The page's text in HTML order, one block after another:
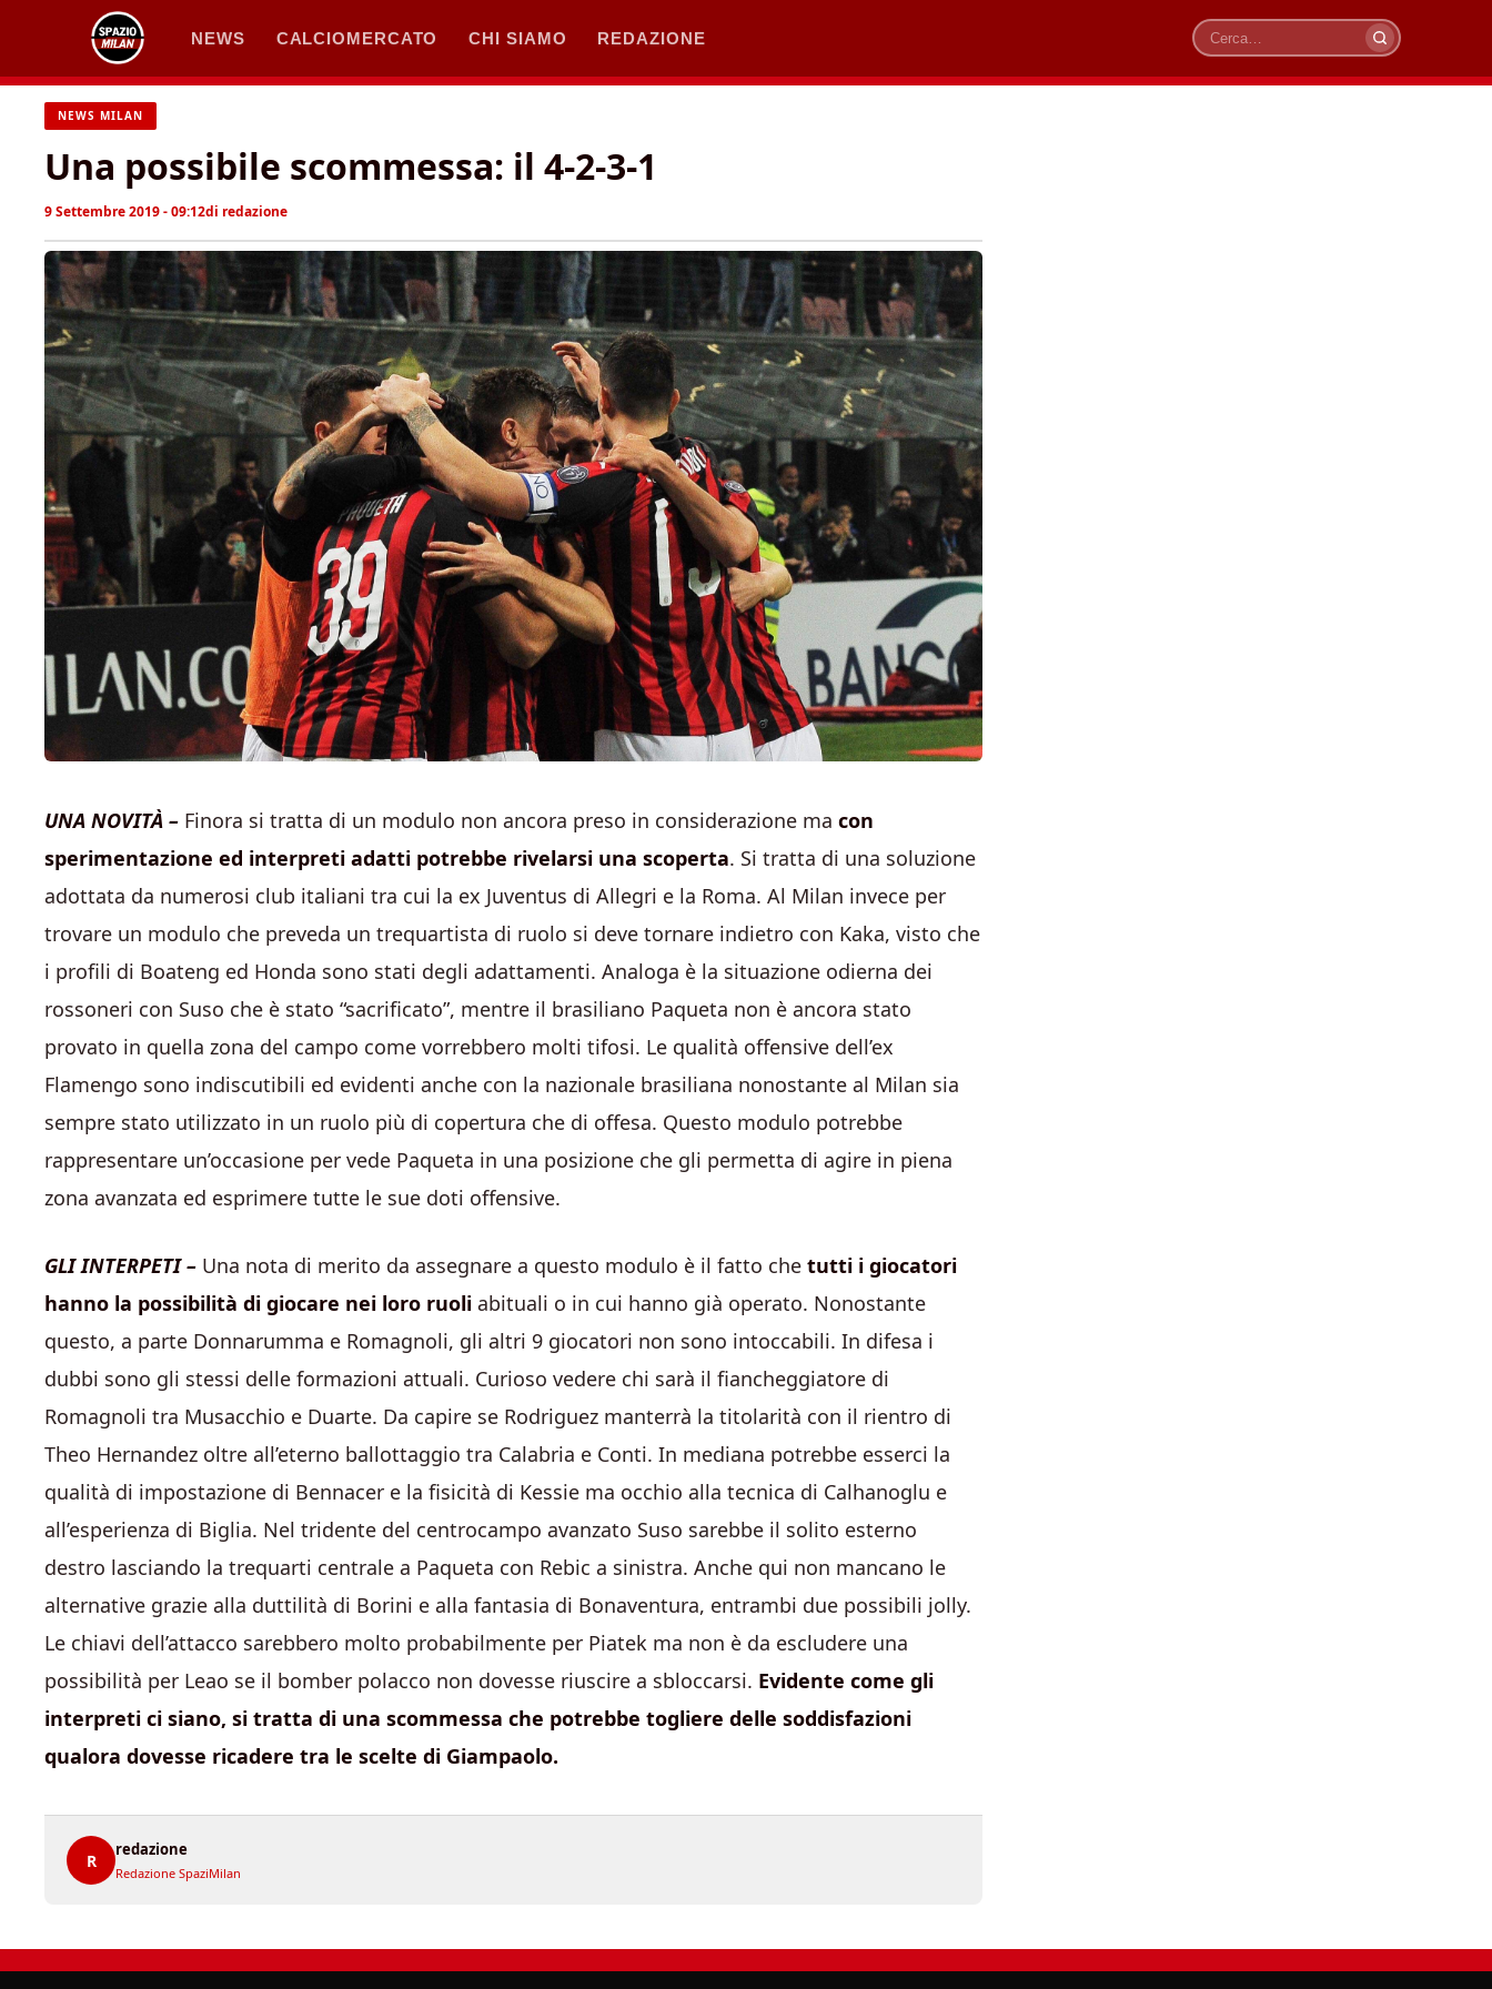
contenuto
NEWS CALCIOMERCATO CHI SIAMO REDAZIONE
Cerca
NEWS MILAN
Una possibile scommessa: il 4-2-3-1
9 Settembre 2019 - 09:12di redazione
UNA NOVITÀ – Finora si tratta di un modulo non ancora preso in considerazione ma con
sperimentazione ed interpreti adatti potrebbe rivelarsi una scoperta. Si tratta di una soluzione
adottata da numerosi club italiani tra cui la ex Juventus di Allegri e la Roma. Al Milan invece per
trovare un modulo che preveda un trequartista di ruolo si deve tornare indietro con Kaka, visto che
i profili di Boateng ed Honda sono stati degli adattamenti. Analoga è la situazione odierna dei
rossoneri con Suso che è stato “sacrificato”, mentre il brasiliano Paqueta non è ancora stato
provato in quella zona del campo come vorrebbero molti tifosi. Le qualità offensive dell’ex
Flamengo sono indiscutibili ed evidenti anche con la nazionale brasiliana nonostante al Milan sia
sempre stato utilizzato in un ruolo più di copertura che di offesa. Questo modulo potrebbe
rappresentare un’occasione per vede Paqueta in una posizione che gli permetta di agire in piena
zona avanzata ed esprimere tutte le sue doti offensive.
GLI INTERPETI – Una nota di merito da assegnare a questo modulo è il fatto che tutti i giocatori
hanno la possibilità di giocare nei loro ruoli abituali o in cui hanno già operato. Nonostante
questo, a parte Donnarumma e Romagnoli, gli altri 9 giocatori non sono intoccabili. In difesa i
dubbi sono gli stessi delle formazioni attuali. Curioso vedere chi sarà il fiancheggiatore di
Romagnoli tra Musacchio e Duarte. Da capire se Rodriguez manterrà la titolarità con il rientro di
Theo Hernandez oltre all’eterno ballottaggio tra Calabria e Conti. In mediana potrebbe esserci la
qualità di impostazione di Bennacer e la fisicità di Kessie ma occhio alla tecnica di Calhanoglu e
all’esperienza di Biglia. Nel tridente del centrocampo avanzato Suso sarebbe il solito esterno
destro lasciando la trequarti centrale a Paqueta con Rebic a sinistra. Anche qui non mancano le
alternative grazie alla duttilità di Borini e alla fantasia di Bonaventura, entrambi due possibili jolly.
Le chiavi dell’attacco sarebbero molto probabilmente per Piatek ma non è da escludere una
possibilità per Leao se il bomber polacco non dovesse riuscire a sbloccarsi. Evidente come gli
interpreti ci siano, si tratta di una scommessa che potrebbe togliere delle soddisfazioni
qualora dovesse ricadere tra le scelte di Giampaolo.
R
redazione
Redazione SpaziMilan